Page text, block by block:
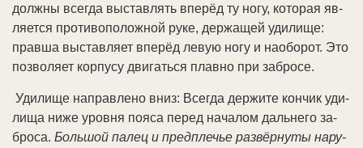
долж­ны все­гда вы­став­лять впе­рёд ту но­гу, ко­то­рая яв­
ля­ет­ся про­ти­во­по­лож­ной ру­ке, дер­жа­щей уди­ли­ще:
прав­ша вы­став­ля­ет впе­рёд ле­вую но­гу и на­обо­рот. Это
по­зво­ля­ет кор­пу­су дви­гать­ся плав­но при за­бро­се.
Уди­ли­ще на­прав­ле­но вниз: Все­гда дер­жи­те кон­чик уди­
ли­ща ни­же уров­ня поя­са пе­ред на­ча­лом даль­не­го за­
бро­са. Боль­шой па­лец и пред­пле­чье раз­вёр­ну­ты на­ру­